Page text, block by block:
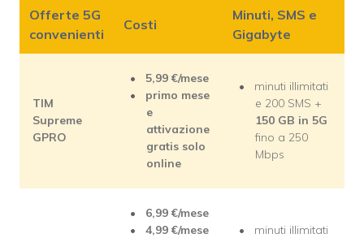
Offerte 5G
convenienti
Costi
Minuti, SMS e
Gigabyte
TIM
Supreme
GPRO
5,99 €/mese
primo mese
e
attivazione
gratis solo
online
minuti illimitati
e 200 SMS +
150 GB in 5G
fino a 250
Mbps
6,99 €/mese
4,99 €/mese
minuti illimitati